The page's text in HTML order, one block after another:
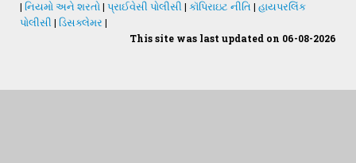
| નિયમો અને શરતો| પ્રાઈવેસી પોલીસી | કૉપિરાઇટ નીતિ | હાયપરલિંક
પોલીસી | ડિસક્લેમર |
This site was last updated on 06-08-2026